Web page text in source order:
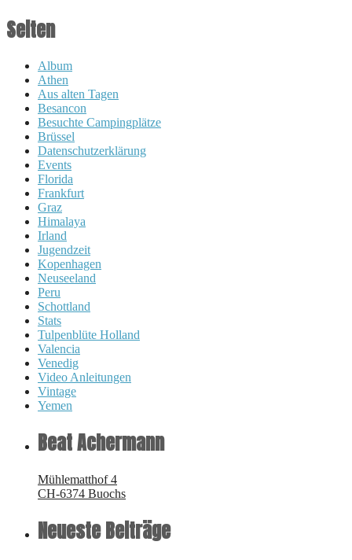
Seiten
Album
Athen
Aus alten Tagen
Besancon
Besuchte Campingplätze
Brüssel
Datenschutzerklärung
Events
Florida
Frankfurt
Graz
Himalaya
Irland
Jugendzeit
Kopenhagen
Neuseeland
Peru
Schottland
Stats
Tulpenblüte Holland
Valencia
Venedig
Video Anleitungen
Vintage
Yemen
Beat Achermann
Mühlematthof 4
CH-6374 Buochs
Neueste Beiträge